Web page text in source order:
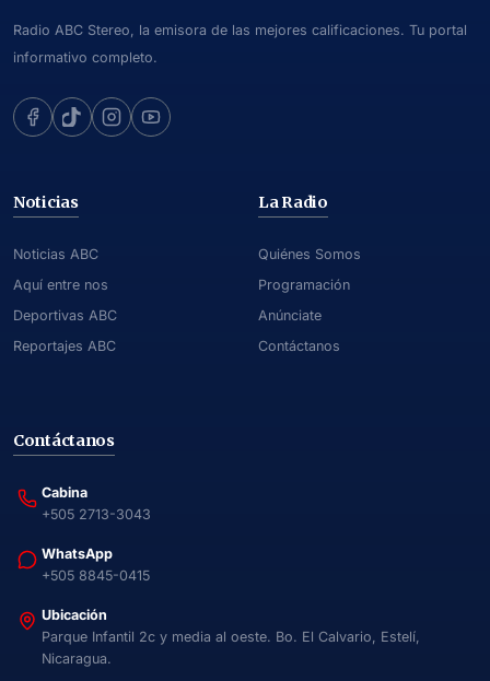
Radio ABC Stereo, la emisora de las mejores calificaciones. Tu portal
informativo completo.
Noticias
Noticias ABC
Aquí entre nos
Deportivas ABC
Reportajes ABC
La Radio
Quiénes Somos
Programación
Anúnciate
Contáctanos
Contáctanos
Cabina
+505 2713-3043
WhatsApp
+505 8845-0415
Ubicación
Parque Infantil 2c y media al oeste. Bo. El Calvario, Estelí,
Nicaragua.